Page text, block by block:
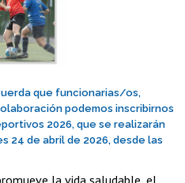
que funcionarias/os,
podemos inscribirnos
2026, que se realizarán
24 de abril de 2026, desde las